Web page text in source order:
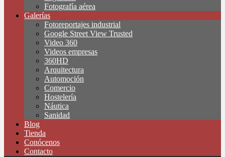
Fotografía aérea
Galerías
Fotoreportajes industrial
Google Street View Trusted
Video 360
Videos empresas
360HD
Arquitectura
Automoción
Comercio
Hostelería
Náutica
Sanidad
Blog
Tienda
Conócenos
Contacto